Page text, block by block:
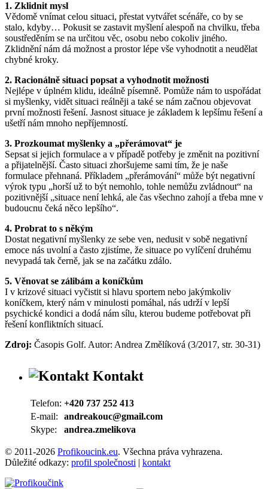
1. Zklidnit mysl
Vědomě vnímat celou situaci, přestat vytvářet scénáře, co by se
stalo, kdyby… Pokusit se zastavit myšlení alespoň na chvilku, třeba
soustředěním se na určitou věc, osobu nebo cokoliv jiného.
Zklidnění nám dá možnost a prostor lépe vše vyhodnotit a neudělat
chybné kroky.
2. Racionálně situaci popsat a vyhodnotit možnosti
Nejlépe v úplném klidu, ideálně písemně. Pomůže nám to uspořádat
si myšlenky, vidět situaci reálněji a také se nám začnou objevovat
první možnosti řešení. Jasnost situace je základem k lepšímu řešení a
ušetří nám mnoho nepříjemností.
3. Prozkoumat myšlenky a „přerámovat“ je
Sepsat si jejich formulace a v případě potřeby je změnit na pozitivní
a přijatelnější. Často situaci zhoršujeme sami tím, že je naše
formulace přehnaná. Příkladem „přerámování“ může být negativní
výrok typu „horší už to být nemohlo, tohle nemůžu zvládnout“ na
pozitivnější „situace není lehká, ale čas všechno zahojí a třeba mne v
budoucnu čeká něco lepšího“.
4. Probrat to s někým
Dostat negativní myšlenky ze sebe ven, nedusit v sobě negativní
emoce nás uvolní a často zjistíme, že situace po vylíčení druhému
nevypadá tak černě, jak se na začátku zdálo.
5. Věnovat se zálibám a koníčkům
I v krizové situaci vyčistit si hlavu sportem nebo jakýmkoliv
koníčkem, který nám v minulosti pomáhal, nás udrží v lepší
psychické kondici a dodá nám sílu, kterou budeme potřebovat při
řešení konfliktních situací.
Zdroj: Časopis Golf. Autor: Andrea Změlíková (3/2017, str. 30-31)
Kontakt
Telefon: +420 737 252 413
E-mail:
andreakouc@gmail.com
Skype:
andrea.zmelikova
© 2011-2026 Profikoucink.eu. Všechna práva vyhrazena.
Důležité odkazy: profil společnosti | kontakt